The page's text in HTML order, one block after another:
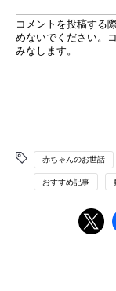
赤ちゃんのお世話
おすすめ記事